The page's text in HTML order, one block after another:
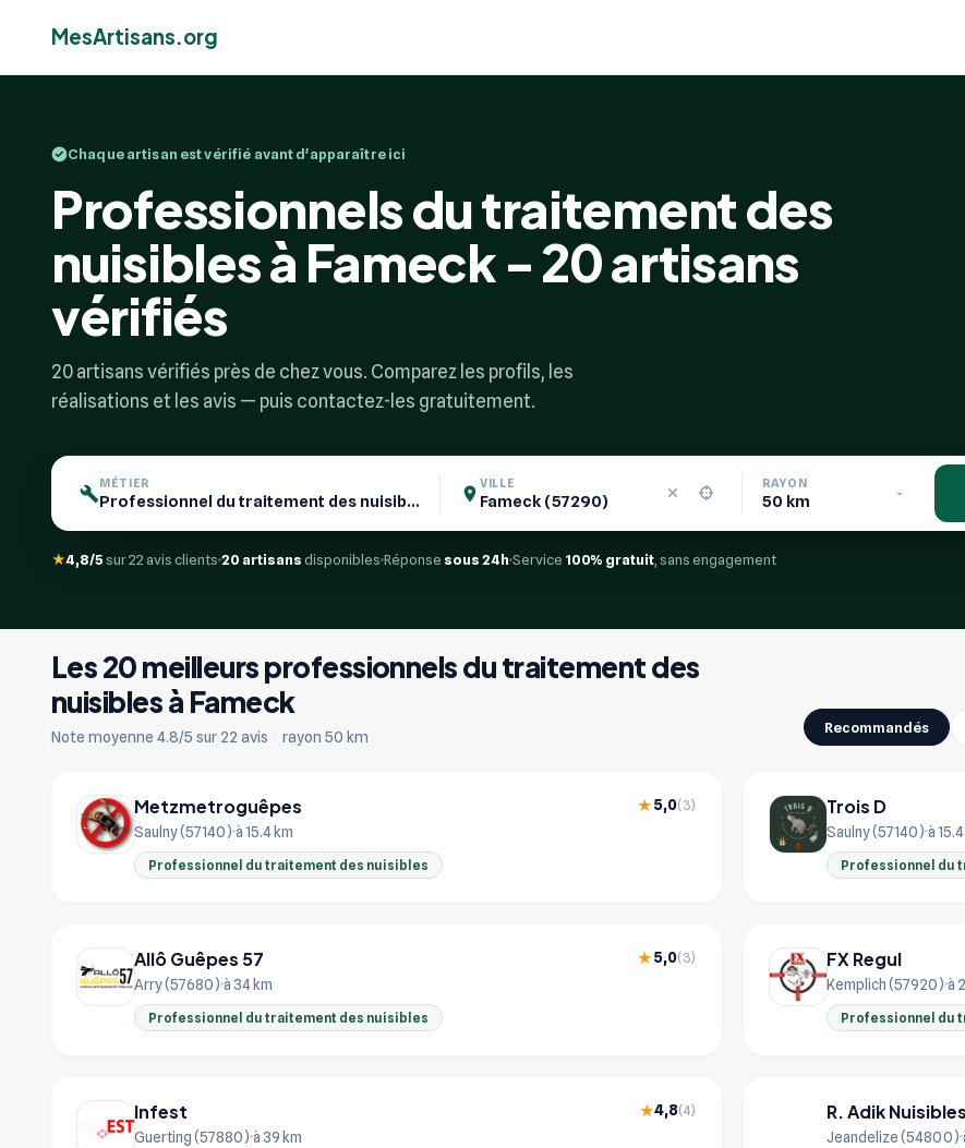
MesArtisans.org
Chaque artisan est vérifié avant d'apparaître ici
Professionnels du traitement des
nuisibles à Fameck - 20 artisans
vérifiés
20 artisans vérifiés près de chez vous. Comparez les profils, les
réalisations et les avis — puis contactez-les gratuitement.
MÉTIER VILLE RAYON
★4,8/5sur 22 avis clients 20 artisansdisponibles Réponse sous 24h Service 100% gratuit , sans engagement
Les 20 meilleurs professionnels du traitement des
nuisibles à Fameck
Note moyenne 4.8/5 sur 22 avis · rayon 50 km
Recommandés
Metzmetroguêpes ★5,0(3)
Saulny (57140) à 15.4 km
Professionnel du traitement des nuisibles
Trois D
Saulny (57140) à
Professionnel du
Allô Guêpes 57 ★5,0(3)
Arry (57680) à 34 km
Professionnel du traitement des nuisibles
FX Regul
Kemplich (57920) à
Professionnel du
Infest ★4,8(4)
Guerting (57880) à 39 km
R. Adik Nuisibles
Jeandelize (54800)